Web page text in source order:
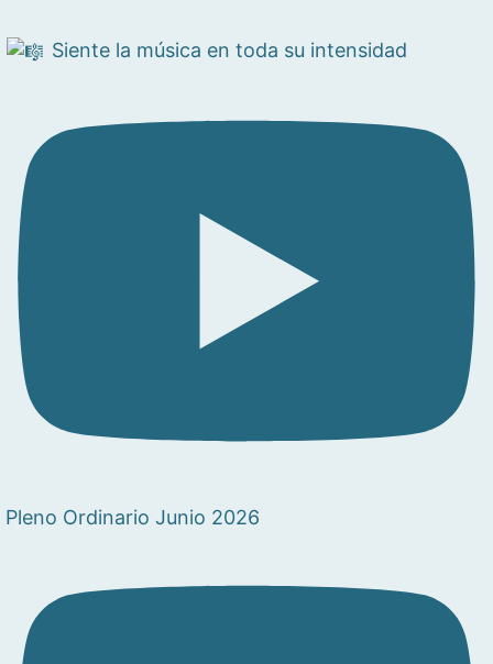
Siente la música en toda su intensidad
Pleno Ordinario Junio 2026